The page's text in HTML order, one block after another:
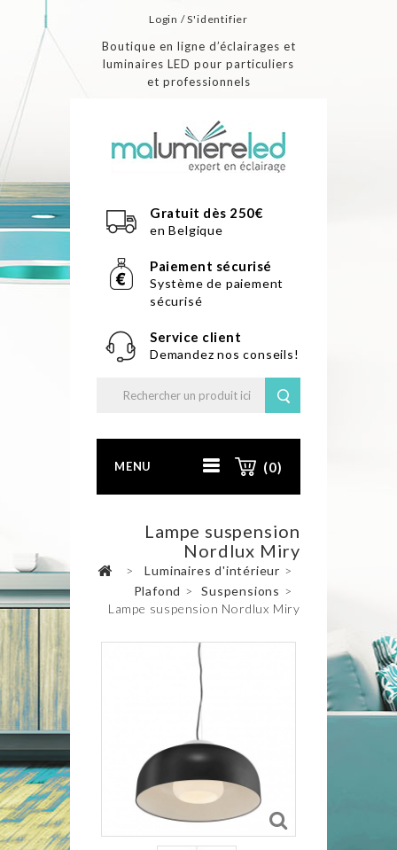
Login / S'identifier
Boutique en ligne d’éclairages et
luminaires LED pour particuliers
et professionnels
Gratuit dès 250€
en Belgique
Paiement sécurisé
Système de paiement
sécurisé
Service client
Demandez nos conseils!
MENU (0)
Lampe suspension
Nordlux Miry
> Luminaires d'intérieur >
Plafond > Suspensions >
Lampe suspension Nordlux Miry